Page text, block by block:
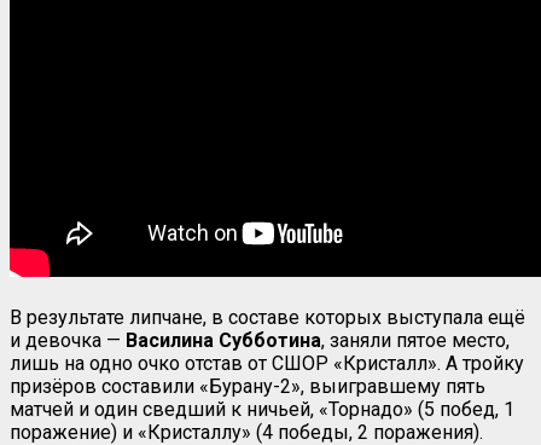
В результате липчане, в составе которых выступала ещё
и девочка — Василина Субботина, заняли пятое место,
лишь на одно очко отстав от СШОР «Кристалл». А тройку
призёров составили «Бурану-2», выигравшему пять
матчей и один сведший к ничьей, «Торнадо» (5 побед, 1
поражение) и «Кристаллу» (4 победы, 2 поражения).